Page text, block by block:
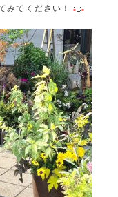
みてください！